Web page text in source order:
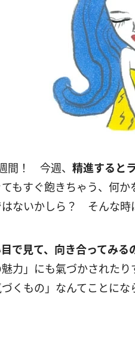
間！ 今週、 精進すると
もすぐ飽きちゃう、何
はないかしら？ そんな
で見て、向き合ってみる
魅力」にも氣づかされた
くもの」なんてことに